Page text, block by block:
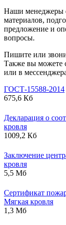
Наши менеджеры
материалов,
предложение и
вопросы.
Пишите или
Также вы можете
или в
ГОСТ-15588-2014
675,6 Кб
Декларация о
кровля
1009,2 Кб
Заключение
кровля
5,5 Мб
Сертификат
Мягкая кровля
1,3 Мб